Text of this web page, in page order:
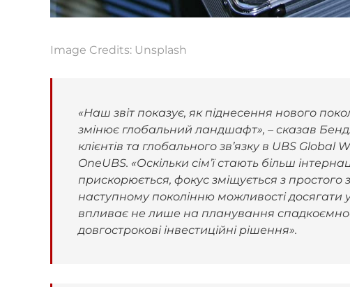
Image Credits: Unsplash
«Наш звіт показує, як піднесення нового
змінює глобальний ландшафт», – сказав
клієнтів та глобального зв’язку в UBS
OneUBS. «Оскільки сім’ї стають більш
прискорюється, фокус зміщується з
наступному поколінню можливості досягати
впливає не лише на планування
довгострокові інвестиційні рішення».